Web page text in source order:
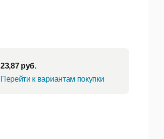
23,87руб.
Перейти к вариантам покупки